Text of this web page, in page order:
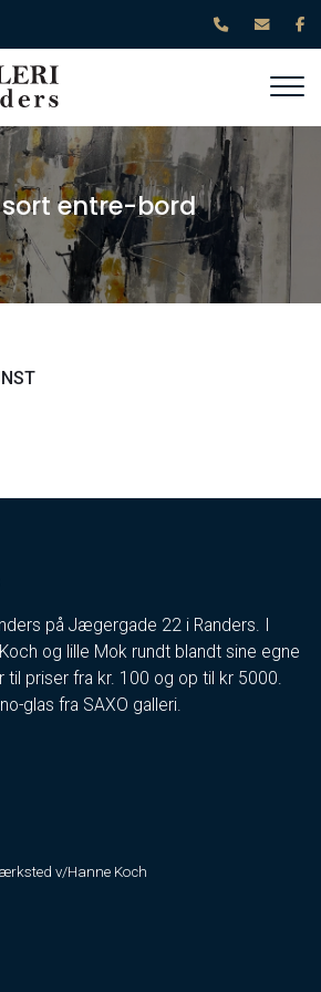
sort entre-bord
på Jægergade 22 i Randers. I
og lille Mok rundt blandt sine egne
til priser fra kr. 100 og op til kr 5000.
glas fra SAXO galleri.
v/Hanne Koch